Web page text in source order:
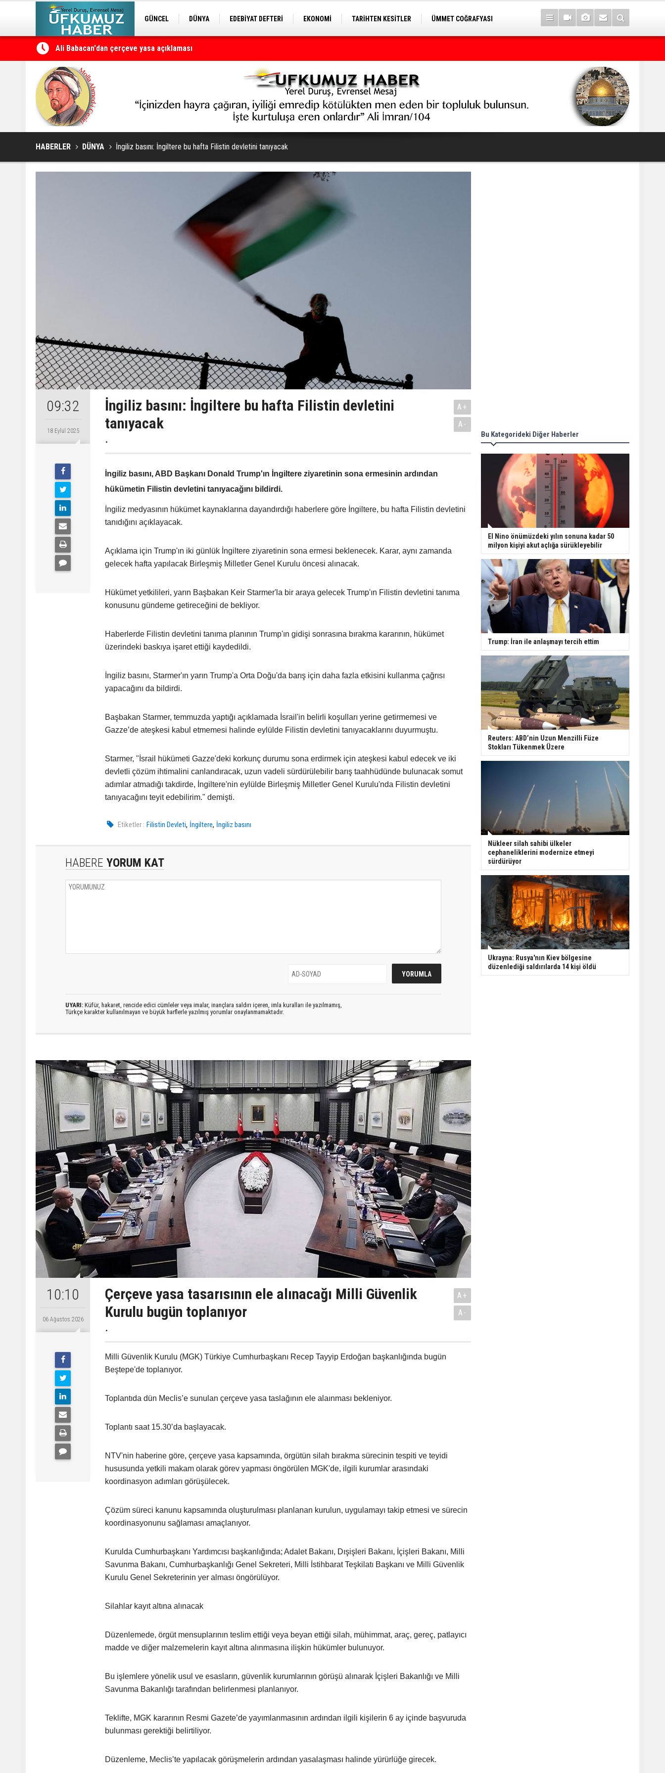
GÜNCEL DÜNYA EDEBİYAT DEFTERİ EKONOMİ TARİHTEN KESİTLER
ÜMMET COĞRAFYASI
Ali Babacan'dan çerçeve yasa açıklaması
Petrol erzan bû
HABERLER DÜNYA İngiliz basını: İngiltere bu hafta Filistin devletini tanıyacak
09:32
18 Eylül 2025
İngiliz basını: İngiltere bu hafta Filistin devletini
tanıyacak
.
A+
A-
İngiliz basını, ABD Başkanı Donald Trump'ın İngiltere ziyaretinin sona ermesinin ardından
hükümetin Filistin devletini tanıyacağını bildirdi.
İngiliz medyasının hükümet kaynaklarına dayandırdığı haberlere göre İngiltere, bu hafta Filistin devletini
tanıdığını açıklayacak.
Açıklama için Trump'ın iki günlük İngiltere ziyaretinin sona ermesi beklenecek. Karar, aynı zamanda
gelecek hafta yapılacak Birleşmiş Milletler Genel Kurulu öncesi alınacak.
Hükümet yetkilileri, yarın Başbakan Keir Starmer'la bir araya gelecek Trump'ın Filistin devletini tanıma
konusunu gündeme getireceğini de bekliyor.
Haberlerde Filistin devletini tanıma planının Trump'ın gidişi sonrasına bırakma kararının, hükümet
üzerindeki baskıya işaret ettiği kaydedildi.
İngiliz basını, Starmer'ın yarın Trump'a Orta Doğu'da barış için daha fazla etkisini kullanma çağrısı
yapacağını da bildirdi.
Başbakan Starmer, temmuzda yaptığı açıklamada İsrail'in belirli koşulları yerine getirmemesi ve
Gazze’de ateşkesi kabul etmemesi halinde eylülde Filistin devletini tanıyacaklarını duyurmuştu.
Starmer, "İsrail hükümeti Gazze'deki korkunç durumu sona erdirmek için ateşkesi kabul edecek ve iki
devletli çözüm ihtimalini canlandıracak, uzun vadeli sürdürülebilir barış taahhüdünde bulunacak somut
adımlar atmadığı takdirde, İngiltere'nin eylülde Birleşmiş Milletler Genel Kurulu'nda Filistin devletini
tanıyacağını teyit edebilirim." demişti.
Etiketler : Filistin Devleti, İngiltere, İngiliz basını
HABERE YORUM KAT
UYARI: Küfür, hakaret, rencide edici cümleler veya imalar, inançlara saldırı içeren, imla kuralları ile yazılmamış,
Türkçe karakter kullanılmayan ve büyük harflerle yazılmış yorumlar onaylanmamaktadır.
10:10
06 Ağustos 2026
Çerçeve yasa tasarısının ele alınacağı Milli Güvenlik
Kurulu bugün toplanıyor
.
A+
A-
Milli Güvenlik Kurulu (MGK) Türkiye Cumhurbaşkanı Recep Tayyip Erdoğan başkanlığında bugün
Beştepe'de toplanıyor.
Toplantıda dün Meclis’e sunulan çerçeve yasa taslağının ele alaınması bekleniyor.
Toplantı saat 15.30’da başlayacak.
NTV'nin haberine göre, çerçeve yasa kapsamında, örgütün silah bırakma sürecinin tespiti ve teyidi
hususunda yetkili makam olarak görev yapması öngörülen MGK'de, ilgili kurumlar arasındaki
koordinasyon adımları görüşülecek.
Çözüm süreci kanunu kapsamında oluşturulması planlanan kurulun, uygulamayı takip etmesi ve sürecin
koordinasyonunu sağlaması amaçlanıyor.
Kurulda Cumhurbaşkanı Yardımcısı başkanlığında; Adalet Bakanı, Dışişleri Bakanı, İçişleri Bakanı, Milli
Savunma Bakanı, Cumhurbaşkanlığı Genel Sekreteri, Milli İstihbarat Teşkilatı Başkanı ve Milli Güvenlik
Kurulu Genel Sekreterinin yer alması öngörülüyor.
Silahlar kayıt altına alınacak
Düzenlemede, örgüt mensuplarının teslim ettiği veya beyan ettiği silah, mühimmat, araç, gereç, patlayıcı
madde ve diğer malzemelerin kayıt altına alınmasına ilişkin hükümler bulunuyor.
Bu işlemlere yönelik usul ve esasların, güvenlik kurumlarının görüşü alınarak İçişleri Bakanlığı ve Milli
Savunma Bakanlığı tarafından belirlenmesi planlanıyor.
Teklifte, MGK kararının Resmi Gazete’de yayımlanmasının ardından ilgili kişilerin 6 ay içinde başvuruda
bulunması gerektiği belirtiliyor.
Düzenleme, Meclis’te yapılacak görüşmelerin ardından yasalaşması halinde yürürlüğe girecek.
Bu Kategorideki Diğer Haberler
El Nino önümüzdeki yılın sonuna kadar 50
milyon kişiyi akut açlığa sürükleyebilir
Trump: İran ile anlaşmayı tercih ettim
Reuters: ABD’nin Uzun Menzilli Füze
Stokları Tükenmek Üzere
Nükleer silah sahibi ülkeler
cephaneliklerini modernize etmeyi
sürdürüyor
Ukrayna: Rusya'nın Kiev bölgesine
düzenlediği saldırılarda 14 kişi öldü